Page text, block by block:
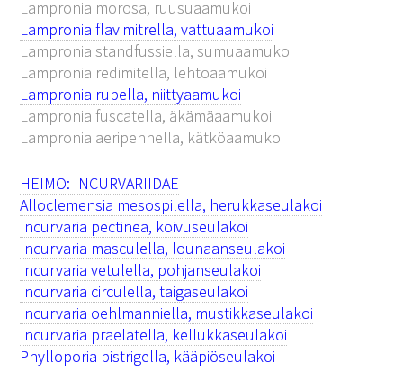
Lampronia morosa, ruusuaamukoi
Lampronia flavimitrella, vattuaamukoi
Lampronia standfussiella, sumuaamukoi
Lampronia redimitella, lehtoaamukoi
Lampronia rupella, niittyaamukoi
Lampronia fuscatella, äkämäaamukoi
Lampronia aeripennella, kätköaamukoi
HEIMO: INCURVARIIDAE
Alloclemensia mesospilella, herukkaseulakoi
Incurvaria pectinea, koivuseulakoi
Incurvaria masculella, lounaanseulakoi
Incurvaria vetulella, pohjanseulakoi
Incurvaria circulella, taigaseulakoi
Incurvaria oehlmanniella, mustikkaseulakoi
Incurvaria praelatella, kellukkaseulakoi
Phylloporia bistrigella, kääpiöseulakoi